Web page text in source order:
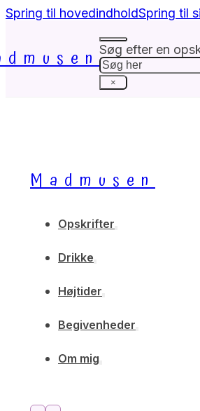
Spring til hovedindholdSpring til
Søg efter en
Søg
×
Madmusen
Opskrifter
Drikke
Højtider
Begivenheder
Om mig